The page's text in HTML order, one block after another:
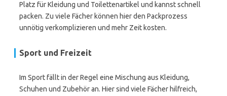
Platz für Kleidung und Toilettenartikel und kannst schnell
packen. Zu viele Fächer können hier den Packprozess
unnötig verkomplizieren und mehr Zeit kosten.
Sport und Freizeit
Im Sport fällt in der Regel eine Mischung aus Kleidung,
Schuhen und Zubehör an. Hier sind viele Fächer hilfreich,